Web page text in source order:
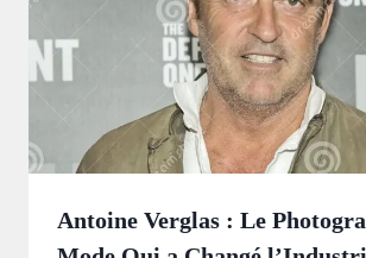
Antoine Verglas : Le